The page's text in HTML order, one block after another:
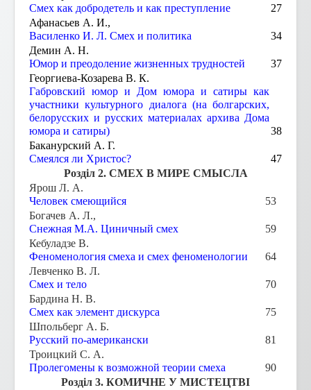
Смех как добродетель и как преступление
27
Афанасьев А. И.,
Василенко И. Л. Смех и политика
34
Демин А. Н.
Юмор и преодоление жизненных трудностей
37
Георгиева-Козарева В. К.
Габровский юмор и Дом юмора и сатиры как
участники культурного диалога (на болгарских,
белорусских и русских материалах архива Дома
юмора и сатиры)
38
Баканурский А. Г.
Смеялся ли Христос?
47
Розділ 2. СМЕХ В МИРЕ СМЫСЛА
Ярош Л. А.
Человек смеющийся
53
Богачев А. Л.,
Снежная М.А. Циничный смех
59
Кебуладзе В.
Феноменология смеха и смех феноменологии
64
Левченко В. Л.
Смех и тело
70
Бардина Н. В.
Смех как элемент дискурса
75
Шпольберг А. Б.
Русский по-американски
81
Троицкий С. А.
Пролегомены к возможной теории смеха
90
Розділ 3. КОМИЧНЕ У МИСТЕЦТВІ